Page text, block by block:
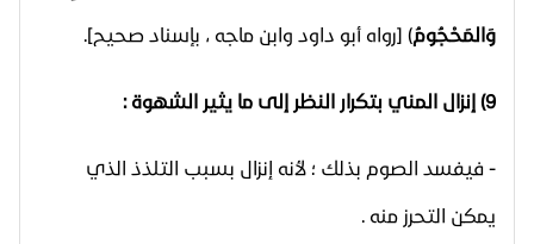
وَالمَحْجُومُ) [رواه أبو داود وابن ماجه ، بإسناد صحيح].
9) إنزال المني بتكرار النظر إلى ما يثير الشهوة :
- فيفسد الصوم بذلك ؛ لأنه إنزال بسبب التلذذ الذي
يمكن التحرز منه .